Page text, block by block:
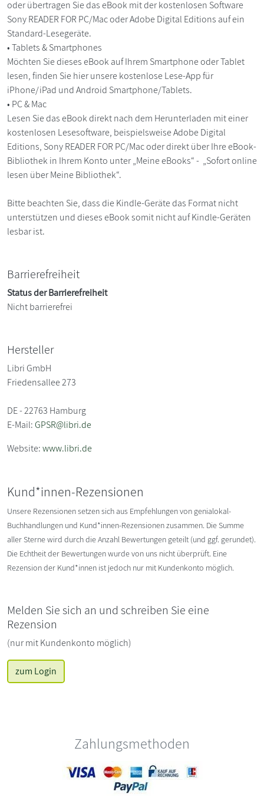
oder übertragen Sie das eBook mit der kostenlosen Software
Sony READER FOR PC/Mac oder Adobe Digital Editions auf ein
Standard-Lesegeräte.
• Tablets & Smartphones
Möchten Sie dieses eBook auf Ihrem Smartphone oder Tablet
lesen, finden Sie hier unsere kostenlose Lese-App für
iPhone/iPad und Android Smartphone/Tablets.
• PC & Mac
Lesen Sie das eBook direkt nach dem Herunterladen mit einer
kostenlosen Lesesoftware, beispielsweise Adobe Digital
Editions, Sony READER FOR PC/Mac oder direkt über Ihre eBook-
Bibliothek in Ihrem Konto unter „Meine eBooks“ - „Sofort online
lesen über Meine Bibliothek“.
Bitte beachten Sie, dass die Kindle-Geräte das Format nicht
unterstützen und dieses eBook somit nicht auf Kindle-Geräten
lesbar ist.
Barrierefreiheit
Status der Barrierefreiheit
Nicht barrierefrei
Hersteller
Libri GmbH
Friedensallee 273
DE - 22763 Hamburg
E-Mail:GPSR@libri.de
Website:www.libri.de
Kund*innen-Rezensionen
Unsere Rezensionen setzen sich aus Empfehlungen von genialokal-
Buchhandlungen und Kund*innen-Rezensionen zusammen. Die Summe
aller Sterne wird durch die Anzahl Bewertungen geteilt (und ggf. gerundet).
Die Echtheit der Bewertungen wurde von uns nicht überprüft. Eine
Rezension der Kund*innen ist jedoch nur mit Kundenkonto möglich.
Melden Sie sich an und schreiben Sie eine
Rezension
(nur mit Kundenkonto möglich)
zum Login
Zahlungsmethoden